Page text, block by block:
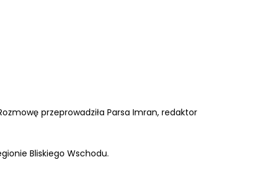
przeprowadziła Parsa Imran, redaktor
Bliskiego Wschodu.